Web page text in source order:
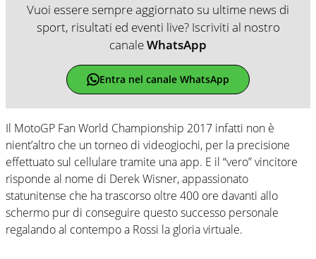
Vuoi essere sempre aggiornato su ultime news di
sport, risultati ed eventi live? Iscriviti al nostro
canaleWhatsApp
Entra nel canale WhatsApp
Il MotoGP Fan World Championship 2017 infatti non è
nient’altro che un torneo di videogiochi, per la precisione
effettuato sul cellulare tramite una app. E il “vero” vincitore
risponde al nome di Derek Wisner, appassionato
statunitense che ha trascorso oltre 400 ore davanti allo
schermo pur di conseguire questo successo personale
regalando al contempo a Rossi la gloria virtuale.